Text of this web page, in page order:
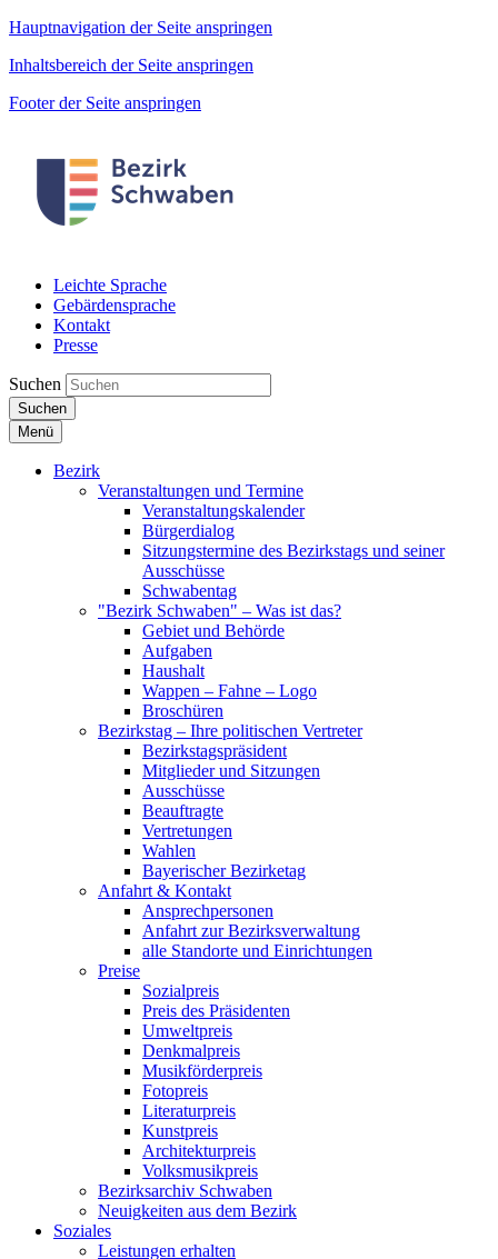
Hauptnavigation der Seite anspringen
Inhaltsbereich der Seite anspringen
Footer der Seite anspringen
Leichte Sprache
Gebärdensprache
Kontakt
Presse
Suchen
Suchen
Menü
Bezirk
Veranstaltungen und Termine
Veranstaltungskalender
Bürgerdialog
Sitzungstermine des Bezirkstags und seiner
Ausschüsse
Schwabentag
"Bezirk Schwaben" – Was ist das?
Gebiet und Behörde
Aufgaben
Haushalt
Wappen – Fahne – Logo
Broschüren
Bezirkstag – Ihre politischen Vertreter
Bezirkstagspräsident
Mitglieder und Sitzungen
Ausschüsse
Beauftragte
Vertretungen
Wahlen
Bayerischer Bezirketag
Anfahrt & Kontakt
Ansprechpersonen
Anfahrt zur Bezirksverwaltung
alle Standorte und Einrichtungen
Preise
Sozialpreis
Preis des Präsidenten
Umweltpreis
Denkmalpreis
Musikförderpreis
Fotopreis
Literaturpreis
Kunstpreis
Architekturpreis
Volksmusikpreis
Bezirksarchiv Schwaben
Neuigkeiten aus dem Bezirk
Soziales
Leistungen erhalten